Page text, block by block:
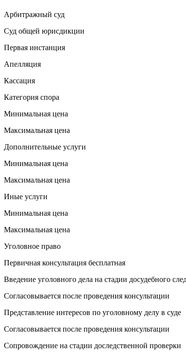
Арбитражный суд
Суд общей юрисдикции
Первая инстанция
Апелляция
Кассация
Категория спора
Минимальная цена
Максимальная цена
Дополнительные услуги
Минимальная цена
Максимальная цена
Иные услуги
Минимальная цена
Максимальная цена
Уголовное право
Первичная консультация бесплатная
Введение уголовного дела на стадии досудебного
Согласовывается после проведения консультации
Представление интересов по уголовному делу в суде
Согласовывается после проведения консультации
Сопровождение на стадии доследственной проверки